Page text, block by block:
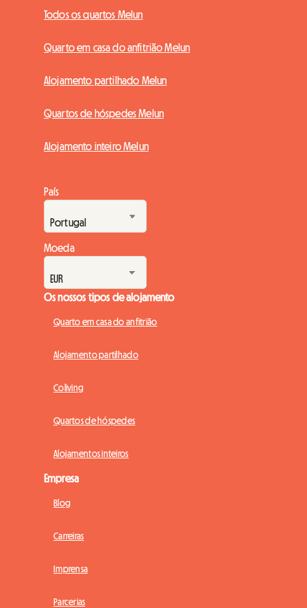
Todos os quartos Melun
Quarto em casa do anfitrião Melun
Alojamento partilhado Melun
Quartos de hóspedes Melun
Alojamento inteiro Melun
País
Moeda
Os nossos tipos de alojamento
Quarto em casa do anfitrião
Alojamento partilhado
Coliving
Quartos de hóspedes
Alojamentos inteiros
Empresa
Blog
Carreiras
Imprensa
Parcerias